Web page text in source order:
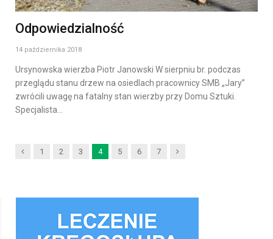
Odpowiedzialność
14 października 2018
Ursynowska wierzba Piotr Janowski W sierpniu br. podczas
przeglądu stanu drzew na osiedlach pracownicy SMB „Jary”
zwrócili uwagę na fatalny stan wierzby przy Domu Sztuki.
Specjalista…
Previous
1 2 3 4 5 6 7 Next